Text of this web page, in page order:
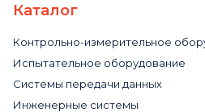
Каталог
Контрольно-измерительное
Испытательное оборудование
Системы передачи данных
Инженерные системы